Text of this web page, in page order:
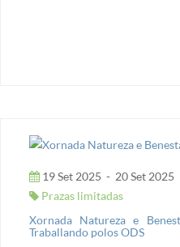
19 Set 2025 - 20 Set 2025
Prazas limitadas
Xornada Natureza e
Traballando polos ODS